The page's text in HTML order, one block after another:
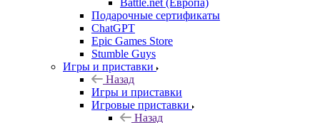
Battle.net (Европа)
Подарочные сертификаты
ChatGPT
Epic Games Store
Stumble Guys
Игры и приставки
Назад
Игры и приставки
Игровые приставки
Назад